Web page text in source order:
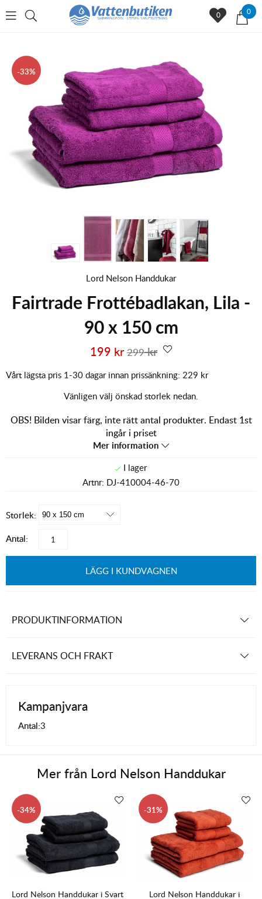
0
0
33
Lord Nelson Handdukar
Fairtrade Frottébadlakan, Lila -
90 x 150 cm
299kr
199 kr
Vårt lägsta pris 1-30 dagar innan prissänkning: 229 kr
Vänligen välj önskad storlek nedan.
OBS! Bilden visar färg, inte rätt antal produkter. Endast 1st
ingår i priset
Mer information
Artnr: DJ-410004-46-70
Storlek:
Antal:
LÄGG I KUNDVAGNEN
PRODUKTINFORMATION
LEVERANS OCH FRAKT
Kampanjvara
Antal:3
Mer från Lord Nelson Handdukar
34
Lord Nelson Handdukar i Svart
31
Lord Nelson Handdukar i